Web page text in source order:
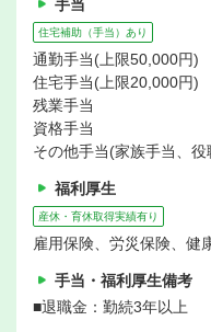
手当
住宅補助（手当）あり
通勤手当(上限50,000円)
住宅手当(上限20,000円)
残業手当
資格手当
その他手当(家族手当、役
福利厚生
産休・育休取得実績有り
雇用保険、労災保険、健
手当・福利厚生備考
■退職金：勤続3年以上